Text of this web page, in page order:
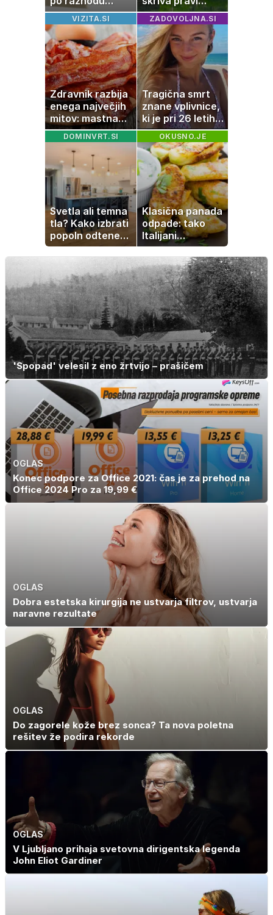
zahtevale ali
prejele
partnerice
športnih
zvezdnikov
naravni čudež:
izlet, ki bo
navdušil otroke
VIZITA.SI
Zdravnik razbija
enega največjih
mitov: mastna
jetra ne
nastanejo zaradi
slanine, temveč
zaradi živila, ki
ga imamo vsi
radi
ZADOVOLJNA.SI
Tragična smrt
znane vplivnice,
ki je pri 26 letih
izgubila boj z
boleznijo
DOMINVRT.SI
Svetla ali temna
tla? Kako izbrati
popoln odtenek
za vaš dom
OKUSNO.JE
Klasična panada
odpade: tako
Italijani
pripravijo
slastne ocvrte
bučke
'Spopad' velesil z eno žrtvijo – prašičem
OGLAS
Konec podpore za Office 2021: čas je za prehod na
Office 2024 Pro za 19,99 €
OGLAS
Dobra estetska kirurgija ne ustvarja filtrov, ustvarja
naravne rezultate
OGLAS
Do zagorele kože brez sonca? Ta nova poletna
rešitev že podira rekorde
OGLAS
V Ljubljano prihaja svetovna dirigentska legenda
John Eliot Gardiner